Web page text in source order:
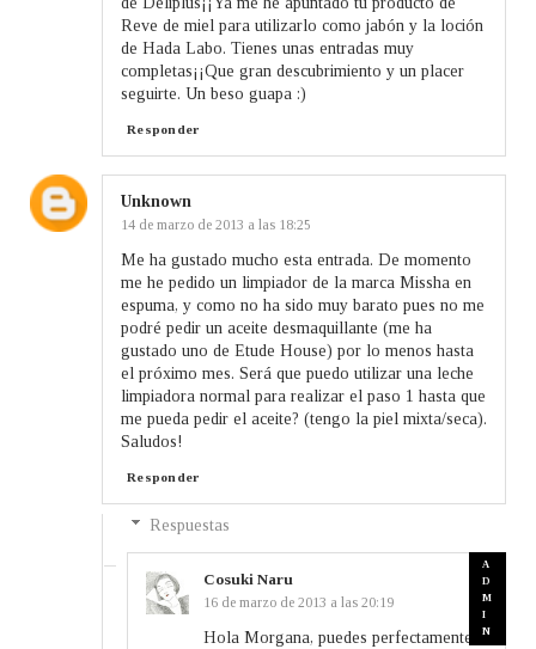
Reve de miel para utilizarlo como jabón y la loción
de Hada Labo. Tienes unas entradas muy
completas¡¡Que gran descubrimiento y un placer
seguirte. Un beso guapa :)
Responder
Unknown
14 de marzo de 2013 a las 18:25
Me ha gustado mucho esta entrada. De momento
me he pedido un limpiador de la marca Missha en
espuma, y como no ha sido muy barato pues no me
podré pedir un aceite desmaquillante (me ha
gustado uno de Etude House) por lo menos hasta
el próximo mes. Será que puedo utilizar una leche
limpiadora normal para realizar el paso 1 hasta que
me pueda pedir el aceite? (tengo la piel mixta/seca).
Saludos!
Responder
Respuestas
Cosuki Naru
16 de marzo de 2013 a las 20:19
Hola Morgana, puedes perfectamente